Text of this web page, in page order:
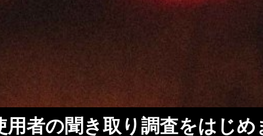
用者の聞き取り調査をはじめ